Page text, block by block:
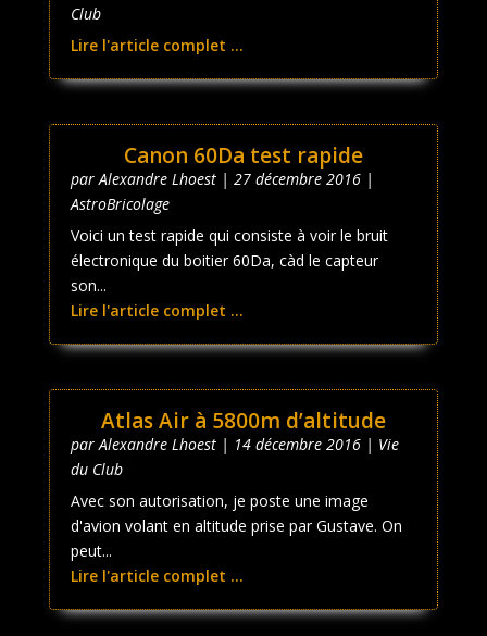
Club
Lire l'article complet ...
Canon 60Da test rapide
parAlexandre Lhoest| 27 décembre 2016|
AstroBricolage
Voici un test rapide qui consiste à voir le bruit
électronique du boitier 60Da, càd le capteur
son...
Lire l'article complet ...
Atlas Air à 5800m d’altitude
parAlexandre Lhoest| 14 décembre 2016| Vie
du Club
Avec son autorisation, je poste une image
d'avion volant en altitude prise par Gustave. On
peut...
Lire l'article complet ...